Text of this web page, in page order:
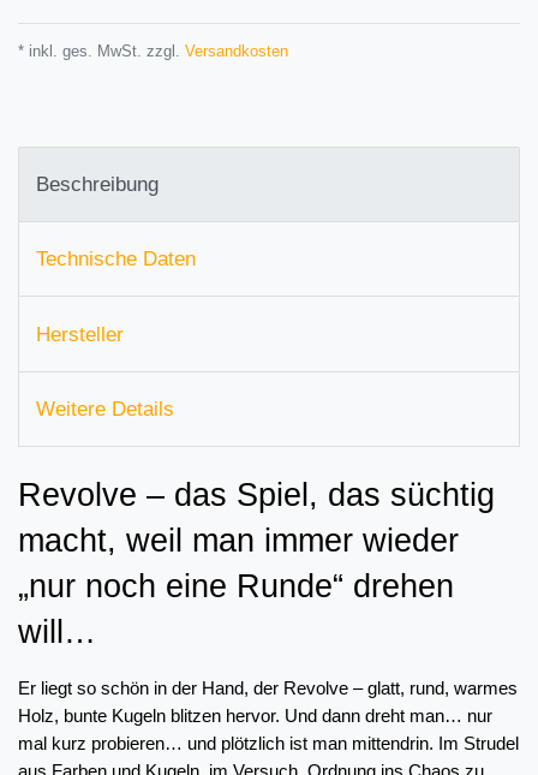
* inkl. ges. MwSt. zzgl. Versandkosten
Beschreibung
Technische Daten
Hersteller
Weitere Details
Revolve – das Spiel, das süchtig
macht, weil man immer wieder
„nur noch eine Runde“ drehen
will…
Er liegt so schön in der Hand, der Revolve – glatt, rund, warmes
Holz, bunte Kugeln blitzen hervor. Und dann dreht man… nur
mal kurz probieren… und plötzlich ist man mittendrin. Im Strudel